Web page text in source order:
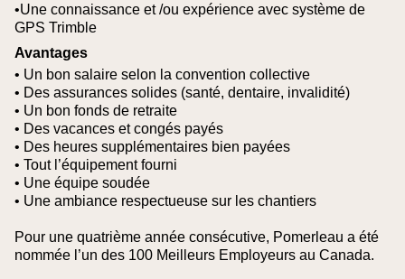
•Une connaissance et /ou expérience avec système de
GPS Trimble
Avantages
• Un bon salaire selon la convention collective
• Des assurances solides (santé, dentaire, invalidité)
• Un bon fonds de retraite
• Des vacances et congés payés
• Des heures supplémentaires bien payées
• Tout l’équipement fourni
• Une équipe soudée
• Une ambiance respectueuse sur les chantiers
Pour une quatrième année consécutive, Pomerleau a été
nommée l’un des 100 Meilleurs Employeurs au Canada.